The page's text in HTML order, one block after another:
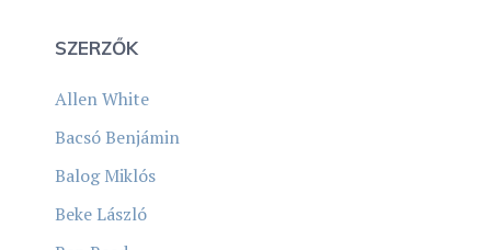
SZERZŐK
Allen White
Bacsó Benjámin
Balog Miklós
Beke László